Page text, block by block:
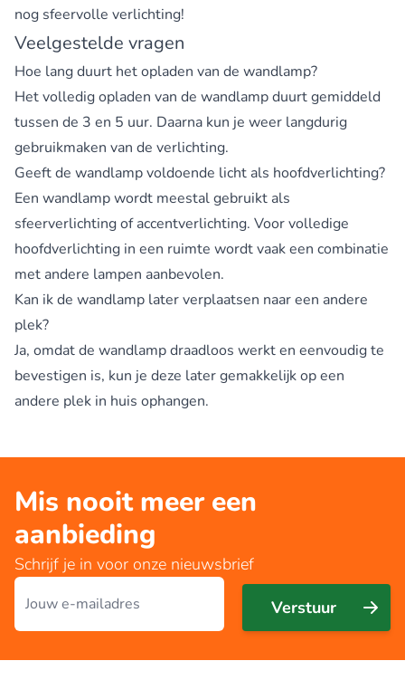
nog sfeervolle verlichting!
Veelgestelde vragen
Hoe lang duurt het opladen van de wandlamp?
Het volledig opladen van de wandlamp duurt gemiddeld
tussen de 3 en 5 uur. Daarna kun je weer langdurig
gebruikmaken van de verlichting.
Geeft de wandlamp voldoende licht als hoofdverlichting?
Een wandlamp wordt meestal gebruikt als
sfeerverlichting of accentverlichting. Voor volledige
hoofdverlichting in een ruimte wordt vaak een combinatie
met andere lampen aanbevolen.
Kan ik de wandlamp later verplaatsen naar een andere
plek?
Ja, omdat de wandlamp draadloos werkt en eenvoudig te
bevestigen is, kun je deze later gemakkelijk op een
andere plek in huis ophangen.
Mis nooit meer een
aanbieding
Schrijf je in voor onze nieuwsbrief
E-mailadres
Verstuur